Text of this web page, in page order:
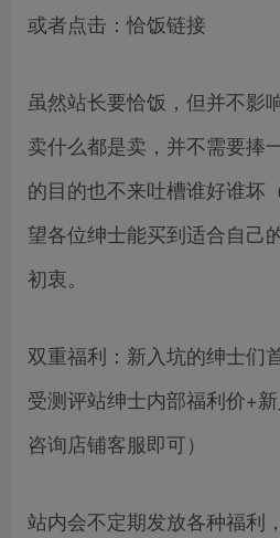
或者点击：恰饭链接
虽然站长要恰饭，但并不影
卖什么都是卖，并不需要捧
的目的也不来吐槽谁好谁坏
望各位绅士能买到适合自己
初衷。
双重福利：新入坑的绅士们
受测评站绅士内部福利价+
咨询店铺客服即可）
站内会不定期发放各种福利